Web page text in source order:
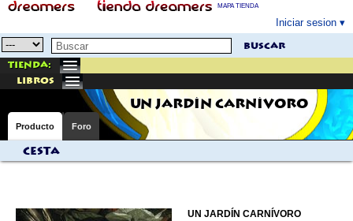
MAPA TIENDA
Iniciar sesion
buscar
Tienda:
libros
UN JARDÍN CARNÍVORO
Producto Foro
Cesta
UN JARDÍN CARNÍVORO